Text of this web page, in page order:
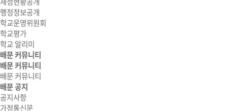
행정정보공개
학교운영위원회
학교평가
학교 알리미
배문 커뮤니티
배문 커뮤니티
배문 커뮤니티
배문 공지
공지사항
가정통신문